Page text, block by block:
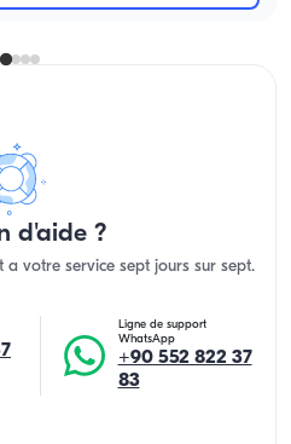
d'aide ?
a votre service sept jours sur sept.
Ligne de support
WhatsApp
+90 552 822 37
83